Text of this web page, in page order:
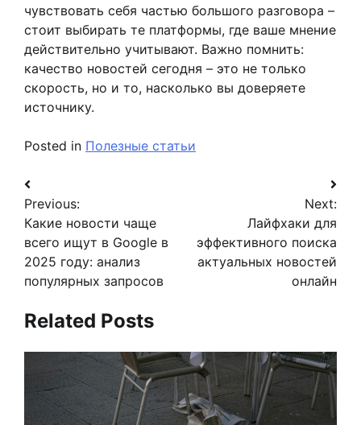
чувствовать себя частью большого разговора –
стоит выбирать те платформы, где ваше мнение
действительно учитывают. Важно помнить:
качество новостей сегодня – это не только
скорость, но и то, насколько вы доверяете
источнику.
Posted in Полезные статьи
Навигация
по
записям
Previous:
Какие новости чаще
всего ищут в Google в
2025 году: анализ
популярных запросов
Next:
Лайфхаки для
эффективного поиска
актуальных новостей
онлайн
Related Posts